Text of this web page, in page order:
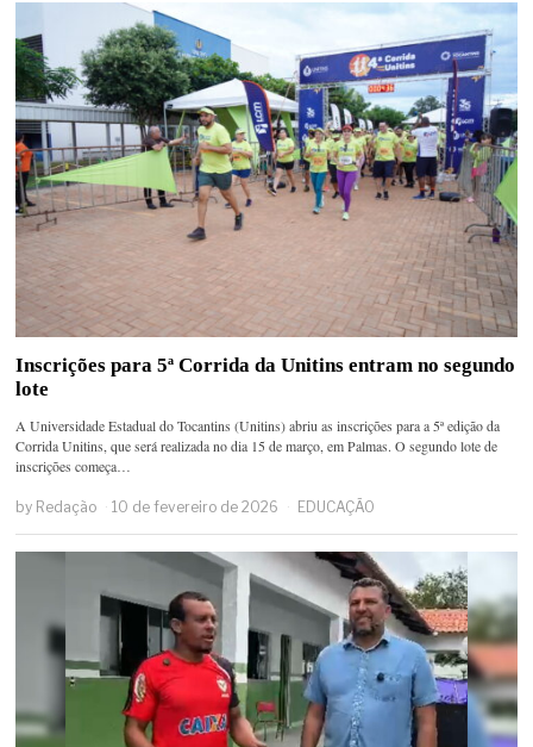
Inscrições para 5ª Corrida da Unitins entram no segundo
lote
A Universidade Estadual do Tocantins (Unitins) abriu as inscrições para a 5ª edição da
Corrida Unitins, que será realizada no dia 15 de março, em Palmas. O segundo lote de
inscrições começa…
by Redação 10 de fevereiro de 2026 EDUCAÇÃO